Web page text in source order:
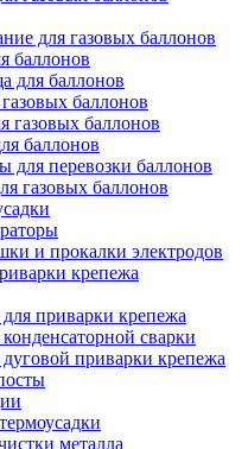
для газовых баллонов
баллонов
для баллонов
баллонов
газовых баллонов
баллонов
для перевозки баллонов
газовых баллонов
и прокалки электродов
крепежа
приварки крепежа
сварки
приварки крепежа
металла